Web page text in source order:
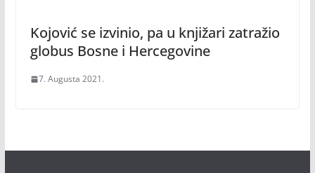
Kojović se izvinio, pa u knjižari zatražio
globus Bosne i Hercegovine
7. Augusta 2021.